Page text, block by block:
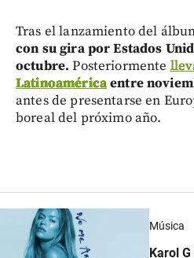
Tras el lanzamiento del
con su gira por Estados
octubre. Posteriormente
Latinoaméricaentre
antes de presentarse en
boreal del próximo año.
Música
Karol